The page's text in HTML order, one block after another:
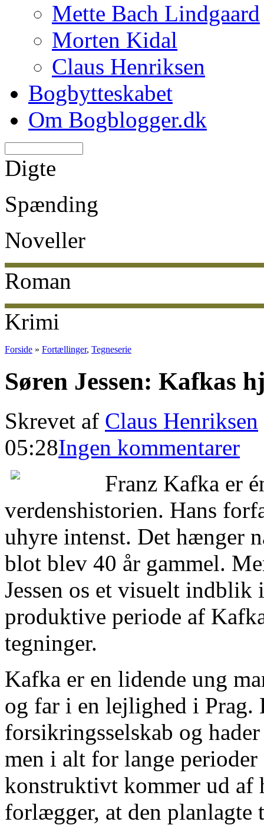
Mette Bach Lindgaard
Morten Kidal
Claus Henriksen
Bogbytteskabet
Om Bogblogger.dk
Digte
Spænding
Noveller
Roman
Krimi
Forside » Fortællinger, Tegneserie
Søren Jessen: Kafkas
Skrevet af Claus Henriksen
05:28Ingen kommentarer
Franz Kafka er
verdenshistorien. Hans
uhyre intenst. Det hænger
blot blev 40 år gammel.
Jessen os et visuelt indblik
produktive periode af
tegninger.
Kafka er en lidende ung
og far i en lejlighed i Prag.
forsikringsselskab og
men i alt for lange
konstruktivt kommer ud af
forlægger, at den planlagte